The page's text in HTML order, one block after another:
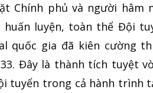
Chính phủ và người hâm
luyện, toàn thể Đội
quốc gia đã kiên cường
33. Đây là thành tích tuyệt
tuyển trong cả hành trình